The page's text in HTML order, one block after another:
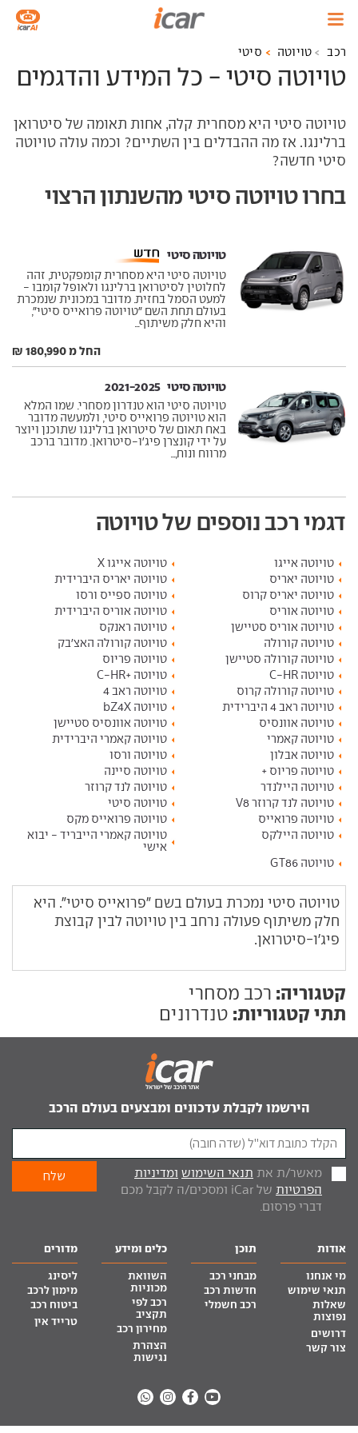
רכב טויוטה סיטי
טויוטה סיטי - כל המידע והדגמים
טויוטה סיטי היא מסחרית קלה, אחות תאומה של סיטרואן
ברלינגו. אז מה ההבדלים בין השתיים? וכמה עולה טויוטה
סיטי חדשה?
בחרו טויוטה סיטי מהשנתון הרצוי
טויוטה סיטי ‏
טויוטה סיטי היא מסחרית קומפקטית, זהה
לחלוטין לסיטרואן ברלינגו ולאופל קומבו -
למעט הסמל בחזית. מדובר במכונית שנמכרת
בעולם תחת השם "טויוטה פרואייס סיטי",
והיא חלק משיתוף...
החל מ 180,990 ₪
טויוטה סיטי ‏ 2021-2025
טויוטה סיטי הוא טנדרון מסחרי. שמו המלא
הוא טויוטה פרואייס סיטי, ולמעשה מדובר
באח תאום של סיטרואן ברלינגו שתוכנן ויוצר
על ידי קונצרן פיג'ו-סיטרואן. מדובר ברכב
מרווח ונוח,...
דגמי רכב נוספים של טויוטה
טויוטה אייגו
טויוטה אייגו X
טויוטה יאריס
טויוטה יאריס היברידית
טויוטה יאריס קרוס
טויוטה ספייס ורסו
טויוטה אוריס
טויוטה אוריס היברידית
טויוטה אוריס סטיישן
טויוטה ראנקס
טויוטה קורולה
טויוטה קורולה האצ'בק
טויוטה קורולה סטיישן
טויוטה פריוס
טויוטה C-HR
טויוטה +C-HR
טויוטה קורולה קרוס
טויוטה ראב 4
טויוטה ראב 4 היברידית
טויוטה bZ4X
טויוטה אוונסיס
טויוטה אוונסיס סטיישן
טויוטה קאמרי
טויוטה קאמרי היברידית
טויוטה אבלון
טויוטה ורסו
טויוטה פריוס +
טויוטה סיינה
טויוטה היילנדר
טויוטה לנד קרוזר
טויוטה לנד קרוזר V8
טויוטה סיטי
טויוטה פרואייס
טויוטה פרואייס מקס
טויוטה היילקס
טויוטה קאמרי הייבריד - יבוא
אישי
טויוטה GT86
טויוטה סיטי נמכרת בעולם בשם "פרואייס סיטי". היא
חלק משיתוף פעולה נרחב בין טויוטה לבין קבוצת
פיג'ו-סיטרואן.
קטגוריה: רכב מסחרי
תתי קטגוריות: טנדרונים
הירשמו לקבלת עדכונים ומבצעים בעולם הרכב
מאשר/ת את תנאי השימוש ומדיניות
הפרטיות
של iCar ומסכים/ה לקבל מכם
דברי פרסום.
אודות
מי אנחנו
תנאי שימוש
שאלות
נפוצות
דרושים
צור קשר
תוכן
מבחני רכב
חדשות רכב
רכב חשמלי
כלים ומידע
השוואת
מכוניות
רכב לפי
תקציב
מחירון רכב
הצהרת
נגישות
מדורים
ליסינג
מימון לרכב
ביטוח רכב
טרייד אין